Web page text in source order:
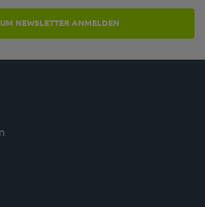
NEWSLETTER ANMELDEN